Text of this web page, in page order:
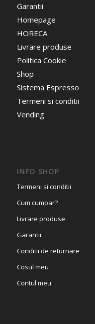
Garantii
Homepage
HORECA
Livrare produse
Politica Cookie
Shop
Sistema Espresso
Termeni si conditii
Vending
INFO SHOP
Termeni si conditii
Cum cumpar?
Livrare produse
Garantii
Conditii de returnare
Cosul meu
Contul meu